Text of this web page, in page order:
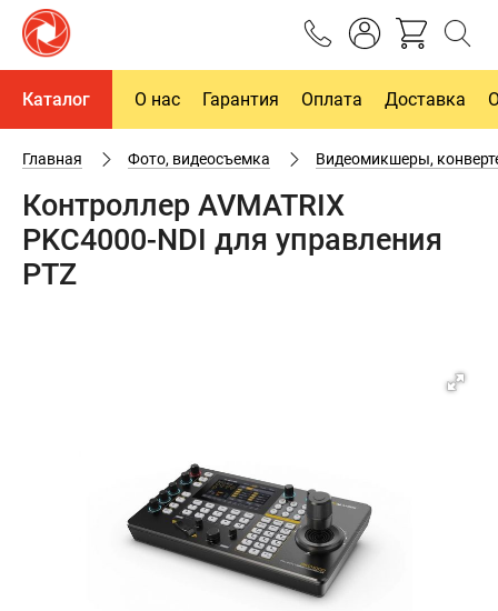
Каталог О нас Гарантия Оплата Доставка
Главная Фото, видеосъемка Видеомикшеры,
Контроллер AVMATRIX
PKC4000-NDI для управления
PTZ